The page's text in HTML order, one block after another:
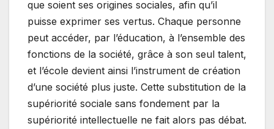
que soient ses origines sociales, afin qu’il
puisse exprimer ses vertus. Chaque personne
peut accéder, par l’éducation, à l’ensemble des
fonctions de la société, grâce à son seul talent,
et l’école devient ainsi l’instrument de création
d’une société plus juste. Cette substitution de la
supériorité sociale sans fondement par la
supériorité intellectuelle ne fait alors pas débat.